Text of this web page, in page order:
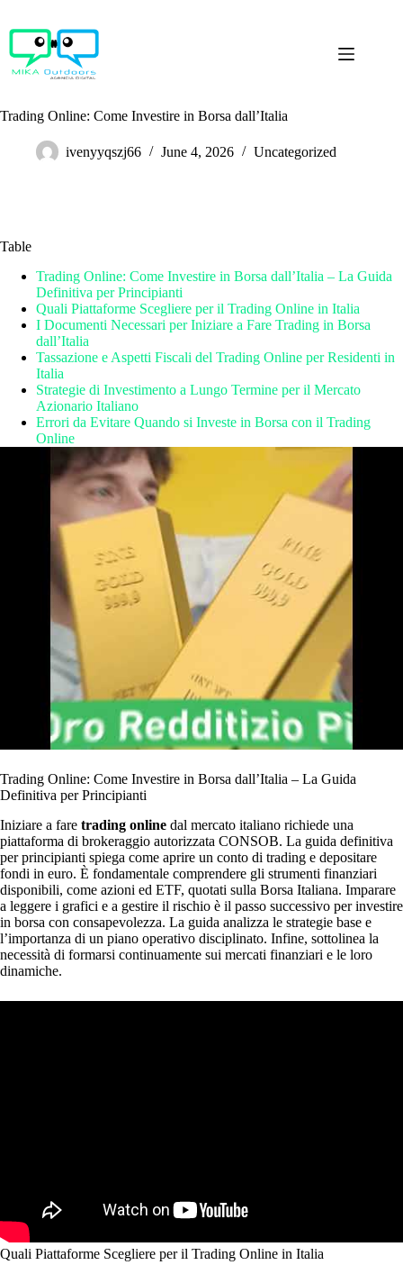
content
Trading Online: Come Investire in Borsa dall’Italia
ivenyyqszj66 June 4, 2026 Uncategorized
Table
Trading Online: Come Investire in Borsa dall’Italia – La Guida
Definitiva per Principianti
Quali Piattaforme Scegliere per il Trading Online in Italia
I Documenti Necessari per Iniziare a Fare Trading in Borsa
dall’Italia
Tassazione e Aspetti Fiscali del Trading Online per Residenti in
Italia
Strategie di Investimento a Lungo Termine per il Mercato
Azionario Italiano
Errori da Evitare Quando si Investe in Borsa con il Trading
Online
Trading Online: Come Investire in Borsa dall’Italia – La Guida
Definitiva per Principianti
Iniziare a fare trading online dal mercato italiano richiede una
piattaforma di brokeraggio autorizzata CONSOB. La guida definitiva
per principianti spiega come aprire un conto di trading e depositare
fondi in euro. È fondamentale comprendere gli strumenti finanziari
disponibili, come azioni ed ETF, quotati sulla Borsa Italiana. Imparare
a leggere i grafici e a gestire il rischio è il passo successivo per investire
in borsa con consapevolezza. La guida analizza le strategie base e
l’importanza di un piano operativo disciplinato. Infine, sottolinea la
necessità di formarsi continuamente sui mercati finanziari e le loro
dinamiche.
Quali Piattaforme Scegliere per il Trading Online in Italia